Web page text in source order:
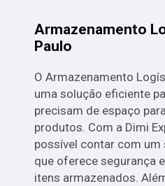
Armazenamento
Paulo
O Armazenamento
uma solução eficiente
precisam de espaço
produtos. Com a Dimi
possível contar com um
que oferece segurança
itens armazenados.